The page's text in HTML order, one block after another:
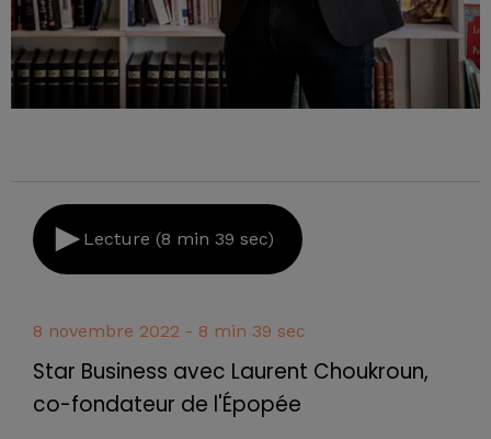
Lecture (8 min 39 sec)
8 novembre 2022 - 8 min 39 sec
Star Business avec Laurent Choukroun,
co-fondateur de l'Épopée